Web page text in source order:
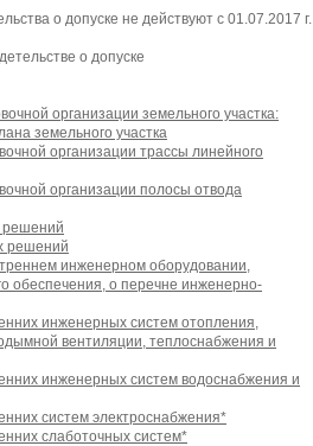
о допуске не действуют с 01.07.2017 г.
о допуске
организации земельного участка:
земельного участка
организации трассы линейного
организации полосы отвода
решений
решений
инженерном оборудовании,
обеспечения, о перечне инженерно-
инженерных систем отопления,
вентиляции, теплоснабжения и
инженерных систем водоснабжения и
систем электроснабжения*
слаботочных систем*